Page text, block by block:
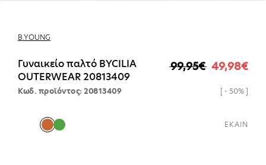
B.YOUNG
Γυναικείο παλτό BYCILIA
OUTERWEAR 20813409
Κανονική τιμή
99,95€
Τιμή έκπτωσης49,98€
Κωδ. προϊόντος: 20813409 [ - 50% ]
ΕΚΑΙΝ